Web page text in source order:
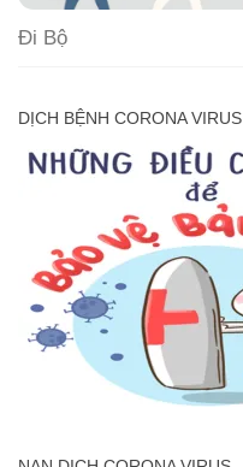
Đi Bộ
DỊCH BỆNH CORONA VIRUS